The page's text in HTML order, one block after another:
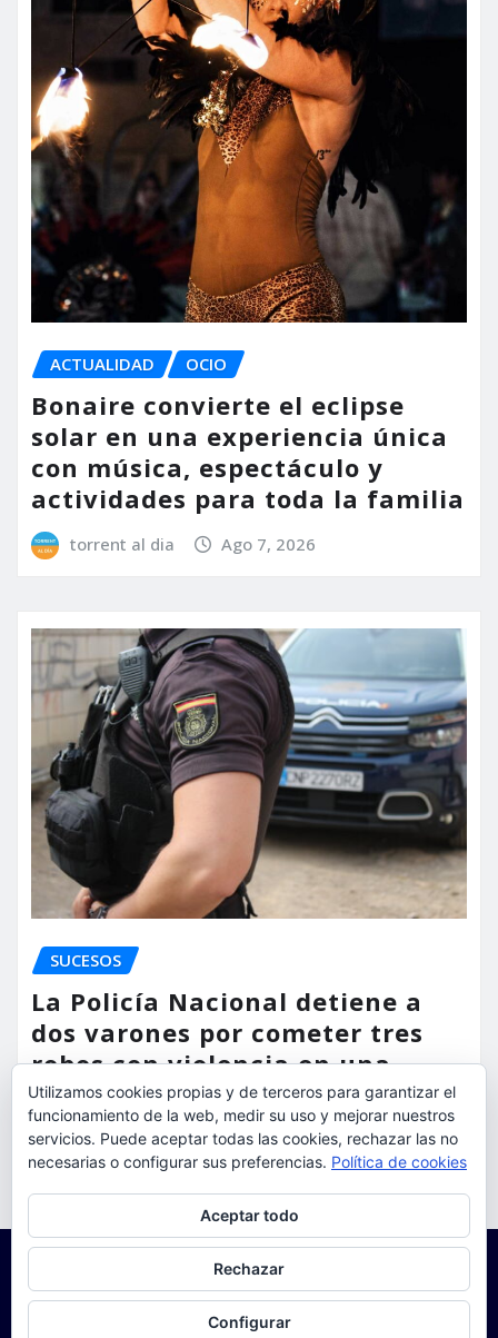
ACTUALIDAD OCIO
Bonaire convierte el eclipse
solar en una experiencia única
con música, espectáculo y
actividades para toda la familia
torrent al dia Ago 7, 2026
SUCESOS
La Policía Nacional detiene a
dos varones por cometer tres
robos con violencia en una
misma mañana
torrent al dia Ago 7, 2026
Utilizamos cookies propias y de terceros para garantizar el
funcionamiento de la web, medir su uso y mejorar nuestros
servicios. Puede aceptar todas las cookies, rechazar las no
necesarias o configurar sus preferencias. Política de cookies
Aceptar todo
Rechazar
Configurar
Para obtener más información, incluido cómo gestionar las cookies,